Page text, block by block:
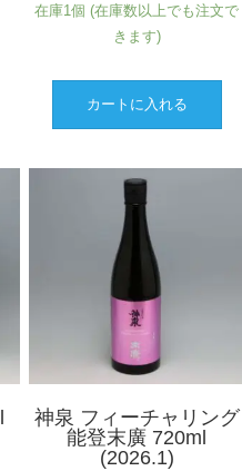
格
は
¥3,630
で
た。
価
格
は
¥3,397
す。
在庫1個 (在庫数以上でも注文で
きます)
カートに入れる
神泉 フィーチャリング
能登末廣 720ml
(2026.1)